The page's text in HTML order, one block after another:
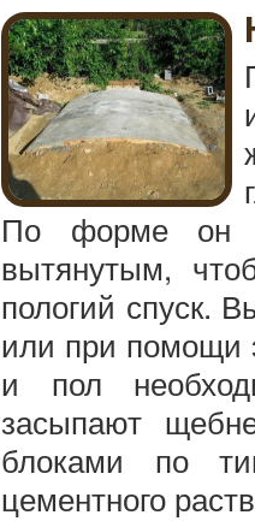
По форме он
вытянутым,
пологий спуск.
или при помощи
и пол
засыпают
блоками по
цементного